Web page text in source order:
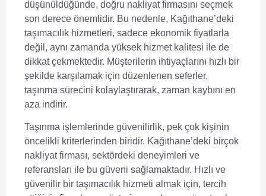
düşünüldüğünde, doğru nakliyat firmasını seçmek
son derece önemlidir. Bu nedenle, Kağıthane’deki
taşımacılık hizmetleri, sadece ekonomik fiyatlarla
değil, aynı zamanda yüksek hizmet kalitesi ile de
dikkat çekmektedir. Müşterilerin ihtiyaçlarını hızlı bir
şekilde karşılamak için düzenlenen seferler,
taşınma sürecini kolaylaştırarak, zaman kaybını en
aza indirir.
Taşınma işlemlerinde güvenilirlik, pek çok kişinin
öncelikli kriterlerinden biridir. Kağıthane’deki birçok
nakliyat firması, sektördeki deneyimleri ve
referansları ile bu güveni sağlamaktadır. Hızlı ve
güvenilir bir taşımacılık hizmeti almak için, tercih